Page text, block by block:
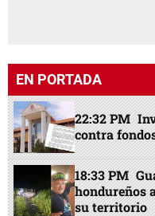
EN PORTADA
22:32 PM
contra
18:33 PM
hondureños
su territorio